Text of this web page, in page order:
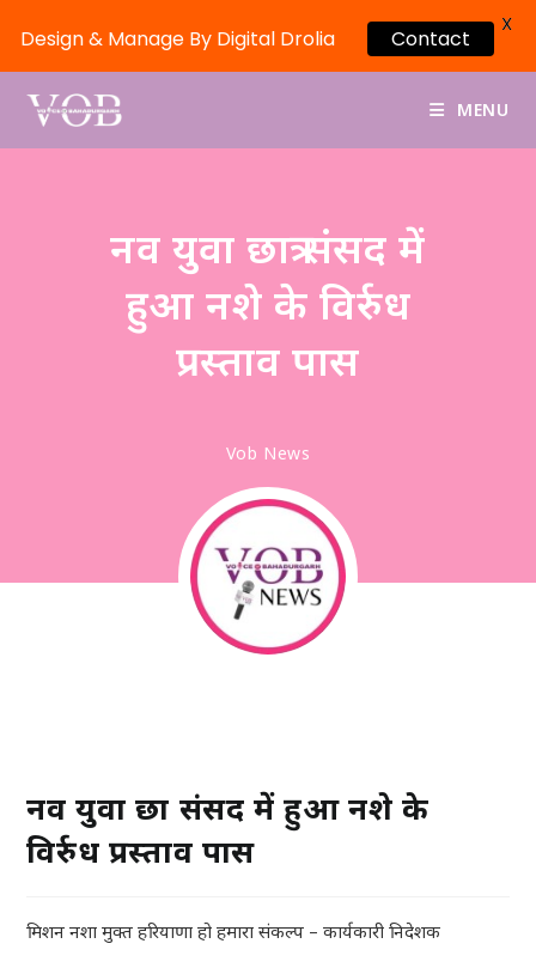
MENU
नव युवा छात्र संसद में
हुआ नशे के विर्रुध
प्रस्ताव पास
Vob News
नव युवा छात्र संसद में हुआ नशे के
विर्रुध प्रस्ताव पास
मिशन नशा मुक्त हरियाणा हो हमारा संकल्प – कार्यकारी निदेशक
Design & Manage By Digital Drolia Contact
X